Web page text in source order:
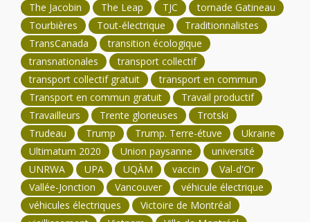
The Jacobin
The Leap TJC
tornade Gatineau
Tourbières
Tout-électrique
Traditionnalistes
TransCanada
transition écologique
transnationales
transport collectif
transport collectif gratuit
transport en commun
Transport en commun gratuit
Travail productif
Travailleurs
Trente glorieuses
Trotski
Trudeau
Trump Trump. Terre-étuve
Ukraine
Ultimatum 2020
Union paysanne
université
UNRWA
UPA UQÀM vaccin
Val-d'Or
Vallée-Jonction
Vancouver
véhicule électrique
véhicules électriques
Victoire de Montréal